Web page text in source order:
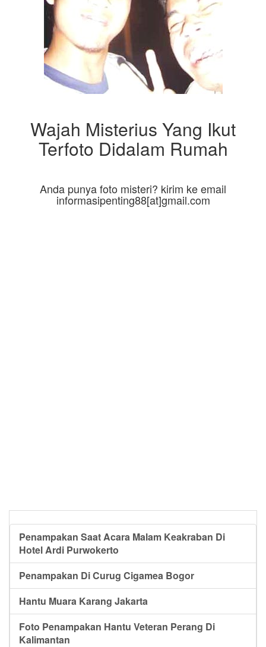
Wajah Misterius Yang Ikut
Terfoto Didalam Rumah
Anda punya foto misteri? kirim ke email
informasipenting88[at]gmail.com
Penampakan Saat Acara Malam Keakraban Di
Hotel Ardi Purwokerto
Penampakan Di Curug Cigamea Bogor
Hantu Muara Karang Jakarta
Foto Penampakan Hantu Veteran Perang Di
Kalimantan